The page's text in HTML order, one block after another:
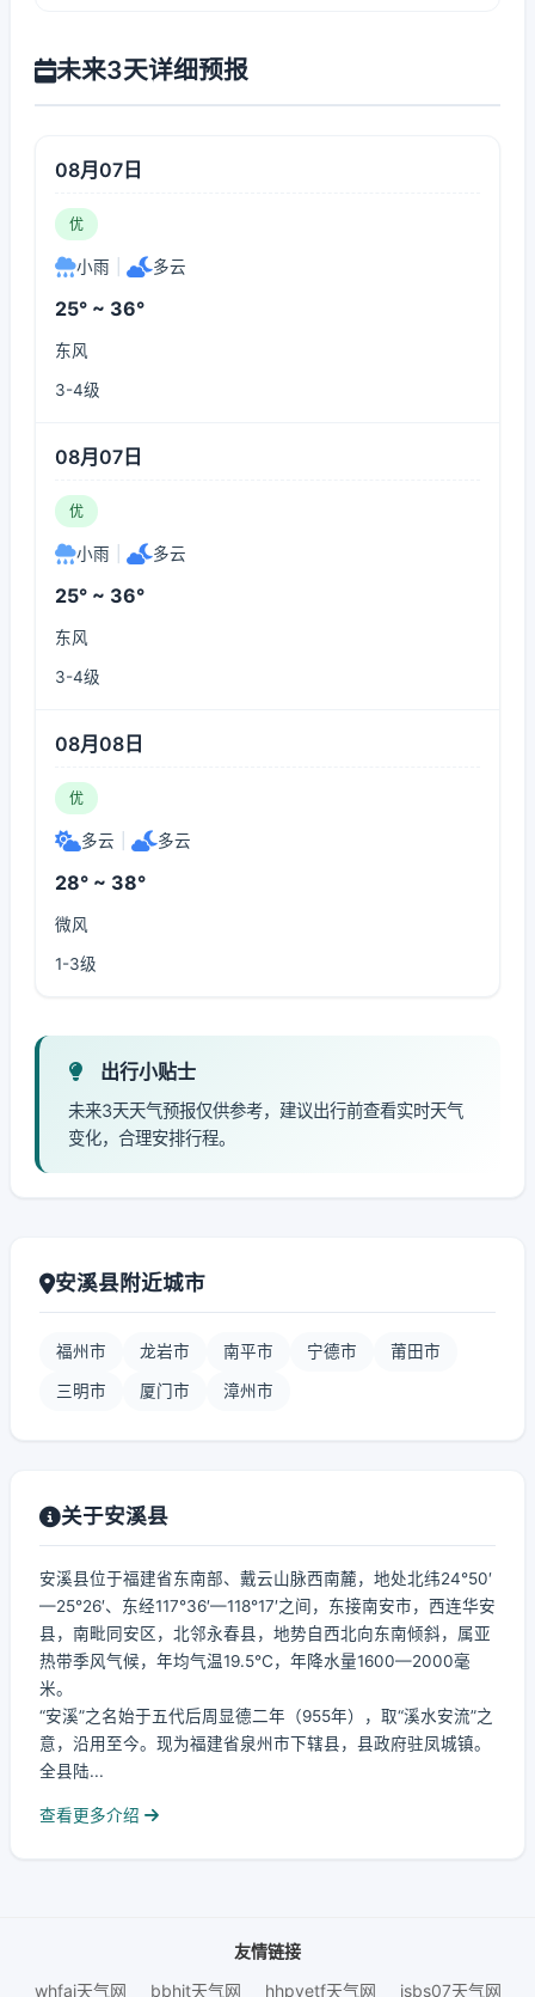
未来3天详细预报
08月07日
优
小雨 多云
25° ~ 36°
东风
3-4级
08月07日
优
小雨 多云
25° ~ 36°
东风
3-4级
08月08日
优
多云 多云
28° ~ 38°
微风
1-3级
出行小贴士
未来3天天气预报仅供参考，建议出行前查看实时天气
变化，合理安排行程。
安溪县附近城市
福州市 龙岩市 南平市 宁德市 莆田市
三明市 厦门市 漳州市
关于安溪县
安溪县位于福建省东南部、戴云山脉西南麓，地处北纬24°50′
—25°26′、东经117°36′—118°17′之间，东接南安市，西连华安
县，南毗同安区，北邻永春县，地势自西北向东南倾斜，属亚
热带季风气候，年均气温19.5℃，年降水量1600—2000毫
米。
“安溪”之名始于五代后周显德二年（955年），取“溪水安流”之
意，沿用至今。现为福建省泉州市下辖县，县政府驻凤城镇。
全县陆...
查看更多介绍
友情链接
whfaj天气网
bbhjt天气网 hhpyetf天气网 jsbs07天气网